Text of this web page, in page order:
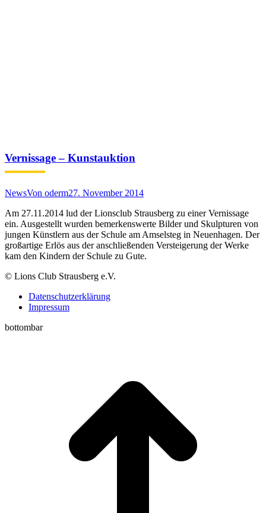
Vernissage – Kunstauktion
NewsVon oderm27. November 2014
Am 27.11.2014 lud der Lionsclub Strausberg zu einer Vernissage
ein. Ausgestellt wurden bemerkenswerte Bilder und Skulpturen von
jungen Künstlern aus der Schule am Amselsteg in Neuenhagen. Der
großartige Erlös aus der anschließenden Versteigerung der Werke
kam den Kindern der Schule zu Gute.
© Lions Club Strausberg e.V.
Datenschutzerklärung
Impressum
bottombar